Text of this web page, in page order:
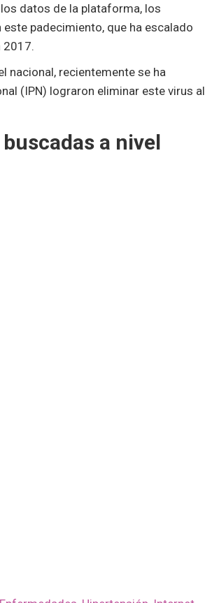
datos de la plataforma, los
padecimiento, que ha escalado
2017.
nacional, recientemente se ha
(IPN) lograron eliminar este virus al
a nivel